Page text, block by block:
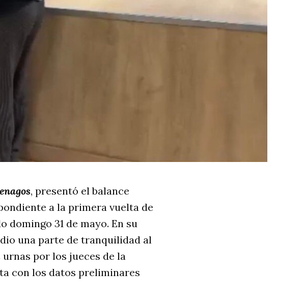
, presentó el balance
a la primera vuelta de
domingo 31 de mayo. En su
una parte de tranquilidad al
por los jueces de la
con los datos preliminares